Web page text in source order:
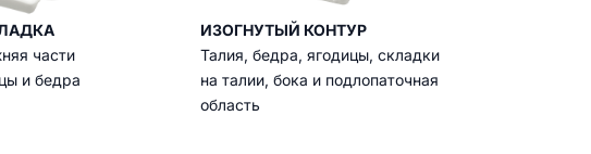
части
и бедра
ИЗОГНУТЫЙ КОНТУР
Талия, бедра, ягодицы, складки
на талии, бока и подлопаточная
область